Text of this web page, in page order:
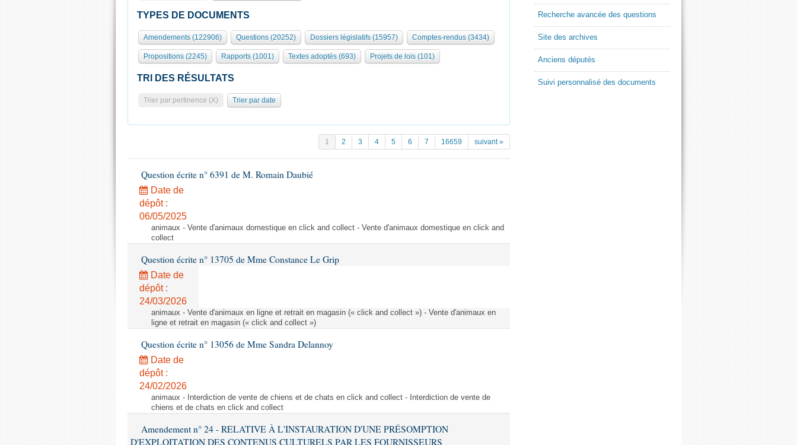
TYPES DE DOCUMENTS
Amendements (122906) Questions (20252) Dossiers législatifs (15957) Comptes-rendus (3434)
Propositions (2245) Rapports (1001) Textes adoptés (693) Projets de lois (101)
TRI DES RÉSULTATS
Trier par pertinence (X) Trier par date
1 2 3 4 5 6 7 16659 suivant »
Question écrite n° 6391 de M. Romain Daubié
Date de
dépôt :
06/05/2025
animaux - Vente d'animaux domestique en click and collect - Vente d'animaux domestique en click and
collect
Question écrite n° 13705 de Mme Constance Le Grip
Date de
dépôt :
24/03/2026
animaux - Vente d'animaux en ligne et retrait en magasin (« click and collect ») - Vente d'animaux en
ligne et retrait en magasin (« click and collect »)
Question écrite n° 13056 de Mme Sandra Delannoy
Date de
dépôt :
24/02/2026
animaux - Interdiction de vente de chiens et de chats en click and collect - Interdiction de vente de
chiens et de chats en click and collect
Amendement n° 24 - RELATIVE À L'INSTAURATION D'UNE PRÉSOMPTION
D'EXPLOITATION DES CONTENUS CULTURELS PAR LES FOURNISSEURS
Recherche avancée des questions
Site des archives
Anciens députés
Suivi personnalisé des documents